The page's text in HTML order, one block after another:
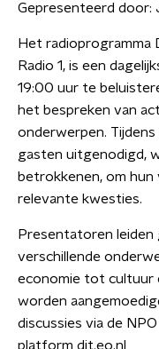
Gepresenteerd door:
Het radioprogramma
Radio 1, is een
19:00 uur te
het bespreken van
onderwerpen.
gasten uitgenodigd,
betrokkenen, om
relevante kwesties.
Presentatoren
verschillende
economie tot cultuur
worden
discussies via de
platform dit.eo.nl